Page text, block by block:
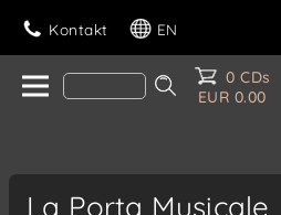
Kontakt EN
0 CDs
EUR 0.00
La Porta Musicale